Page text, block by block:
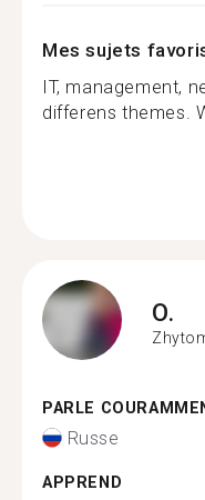
Mes sujets
IT, management,
differens themes.
O.
PARLE
Russe
APPREND